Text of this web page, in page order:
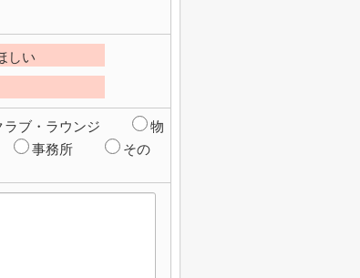
しい
ラブ・ラウンジ
物
事務所
その